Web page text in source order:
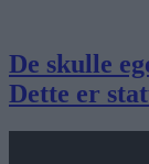
De skulle
Dette er